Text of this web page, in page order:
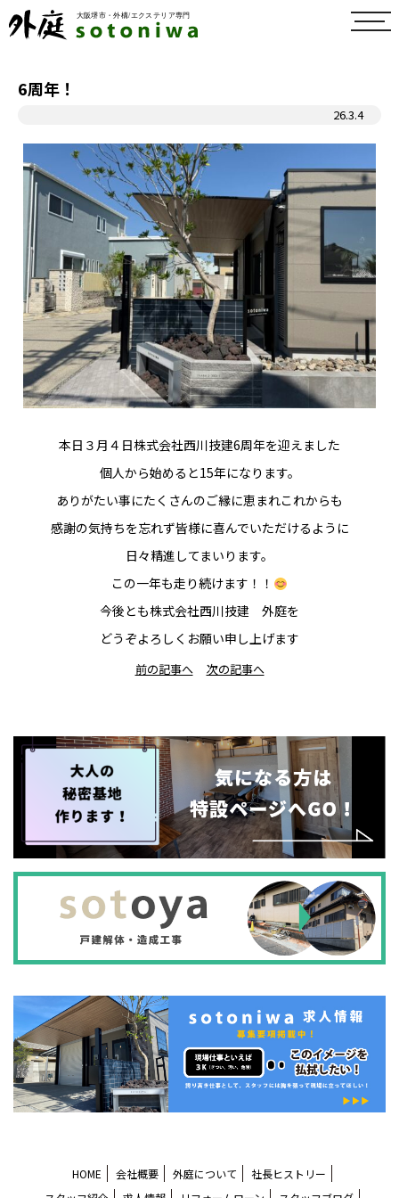
toggle
6周年！
26.3.4
本日３月４日株式会社西川技建6周年を迎えました
個人から始めると15年になります。
ありがたい事にたくさんのご縁に恵まれこれからも
感謝の気持ちを忘れず皆様に喜んでいただけるように
日々精進してまいります。
この一年も走り続けます！！
今後とも株式会社西川技建 外庭を
どうぞよろしくお願い申し上げます
前の記事へ 次の記事へ
HOME 会社概要 外庭について
社長ヒストリー